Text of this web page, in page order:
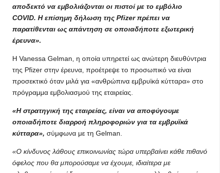
αποδεκτό να εμβολιάζονται οι πιστοί με το εμβόλιο
COVID. Η επίσημη δήλωση της Pfizer πρέπει να
παρατίθενται ως απάντηση σε οποιαδήποτε εξωτερική
έρευνα».
Η Vanessa Gelman, η οποία υπηρετεί ως ανώτερη διευθύντρια
της Pfizer στην έρευνα, προέτρεψε το προσωπικό να είναι
προσεκτικό όταν μιλά για «ανθρώπινα εμβρυϊκά κύτταρα» στο
πρόγραμμα εμβολιασμού της εταιρείας.
«Η στρατηγική της εταιρείας, είναι να αποφύγουμε
οποιαδήποτε διαρροή πληροφοριών για τα εμβρυϊκά
κύτταρα», σύμφωνα με τη Gelman.
«Ο κίνδυνος λάθους επικοινωνίας τώρα υπερβαίνει κάθε πιθανό
όφελος που θα μπορούσαμε να έχουμε, ιδιαίτερα με